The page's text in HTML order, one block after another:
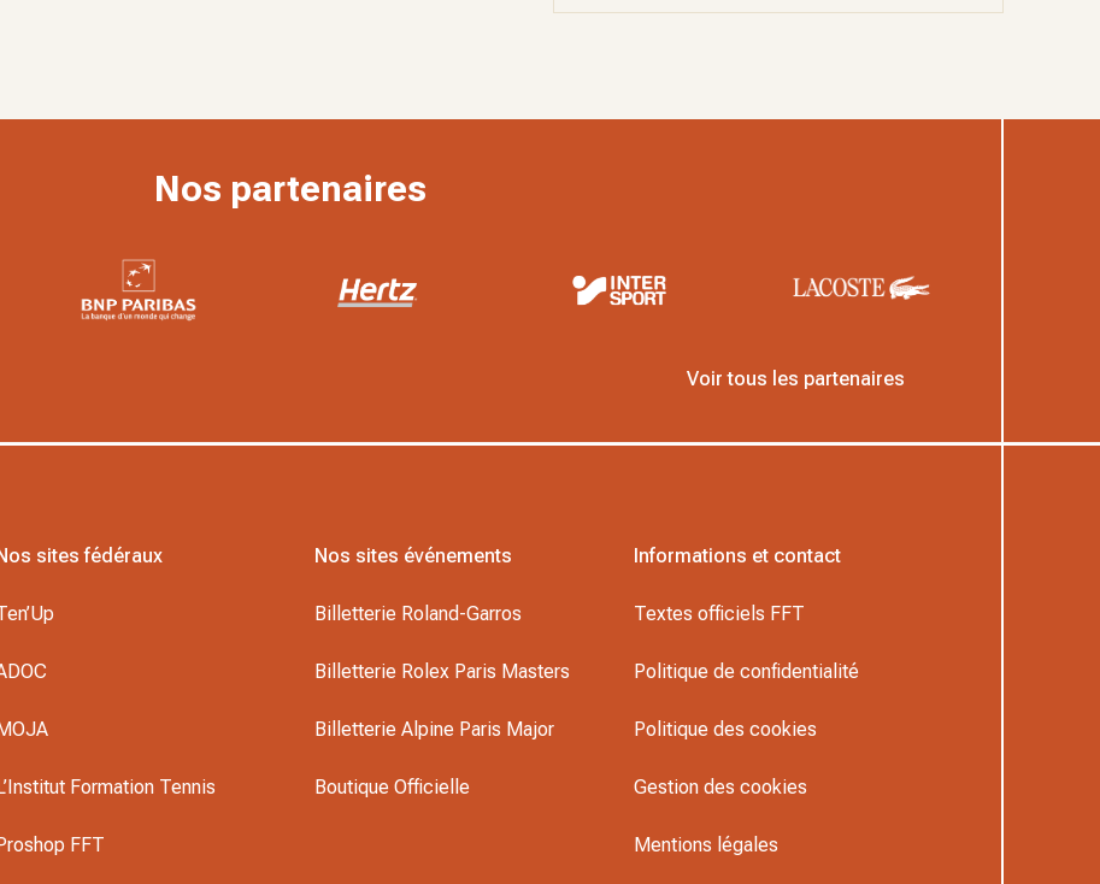
Nos partenaires
Voir tous les partenaires
sites fédéraux
Formation Tennis
FFT
Nos sites événements
Billetterie Roland-Garros
Billetterie Rolex Paris Masters
Billetterie Alpine Paris Major
Boutique Officielle
Informations et contact
Textes officiels FFT
Politique de confidentialité
Politique des cookies
Gestion des cookies
Mentions légales